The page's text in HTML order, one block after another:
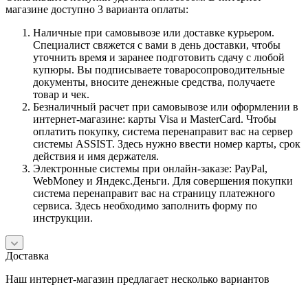
магазине доступно 3 варианта оплаты:
Наличные при самовывозе или доставке курьером.
Специалист свяжется с вами в день доставки, чтобы
уточнить время и заранее подготовить сдачу с любой
купюры. Вы подписываете товаросопроводительные
документы, вносите денежные средства, получаете
товар и чек.
Безналичный расчет при самовывозе или оформлении в
интернет-магазине: карты Visa и MasterCard. Чтобы
оплатить покупку, система перенаправит вас на сервер
системы ASSIST. Здесь нужно ввести номер карты, срок
действия и имя держателя.
Электронные системы при онлайн-заказе: PayPal,
WebMoney и Яндекс.Деньги. Для совершения покупки
система перенаправит вас на страницу платежного
сервиса. Здесь необходимо заполнить форму по
инструкции.
Доставка
Наш интернет-магазин предлагает несколько вариантов